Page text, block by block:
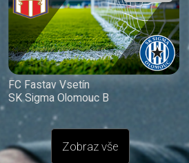
FC Fastav Vsetín
SK Sigma Olomouc B
Zobraz vše